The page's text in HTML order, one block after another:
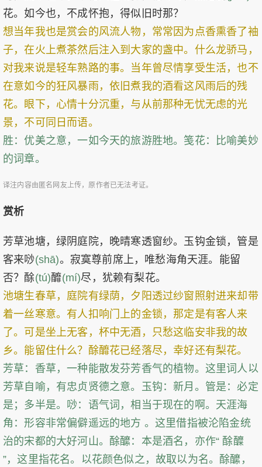
花。如今也，不成怀抱，得似旧时那？
想当年我也是赏会的风流人物，常常因为点香熏香了袖
子，在火上煮茶然后注入到大家的盏中。什么龙骄马，
对我来说是轻车熟路的事。当年曾尽情享受生活，也不
在意如今的狂风暴雨，依旧煮我的酒看这风雨后的残
花。眼下，心情十分沉重，与从前那种无忧无虑的光
景，不可同日而语。
胜：优美之意，一如今天的旅游胜地。笺花：比喻美妙
的词章。
译注内容由匿名网友上传，原作者已无法考证。
赏析
芳草池塘，绿阴庭院，晚晴寒透窗纱。玉钩金锁，管是
客来唦(shā)。寂寞尊前席上，唯愁海角天涯。能留
否？酴(tú)釄(mí)尽，犹赖有梨花。
池塘生春草，庭院有绿荫，夕阳透过纱窗照射进来却带
着一丝寒意。有人扣响门上的金锁，那定是有客人来
了。可是坐上无客，杯中无酒，只愁这临安非我的故
乡。能留住什么？酴釄花已经落尽，幸好还有梨花。
芳草：香草，一种能散发芬芳香气的植物。这里词人以
芳草自喻，有忠贞贤德之意。玉钩：新月。管是：必定
是；多半是。唦：语气词，相当于现在的啊。天涯海
角：形容非常偏僻遥远的地方 。这里借指被沦陷金统
治的宋都的大好河山。酴醿：本是酒名，亦作“ 酴醾
”，这里指花名。以花颜色似之，故取以为名。酴醿，